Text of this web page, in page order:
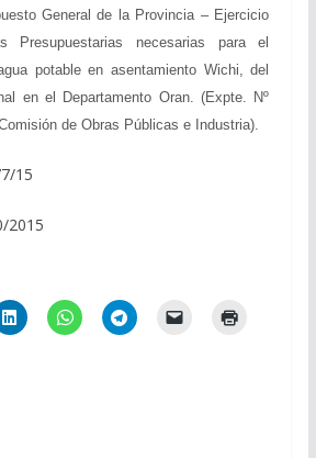
General de la Provincia – Ejercicio
Presupuestarias necesarias para el
potable en asentamiento Wichi, del
en el Departamento Oran. (Expte. Nº
de Obras Públicas e Industria).
15
2015